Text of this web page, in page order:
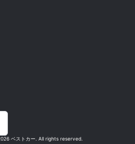
ベストカー. All rights reserved.